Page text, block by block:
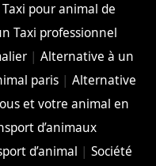
pour animal de
Taxi professionnel
|Alternative à un
paris| Alternative
et votre animal en
d’animaux
d’animal |Société